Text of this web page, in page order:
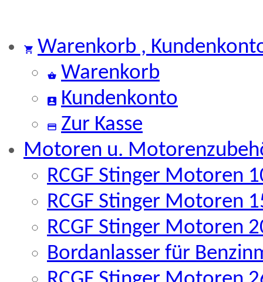
Warenkorb ,
Warenkorb
Kundenkonto
Zur Kasse
Motoren u.
RCGF Stinger Motoren
RCGF Stinger Motoren
RCGF Stinger Motoren
Bordanlasser für